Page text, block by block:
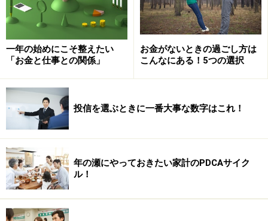
あなたが、世界中に自由に効率よく投資をしたいと考え
ているとしたら、世界の8～9％を占める程度の自国マー
ケットに、資産の70％以上をつぎ込んでいることは、お
かしくないでしょうか？
海外にフェアに投資する手段は公募投資信
託
もしかしたら、興味あるけれど、海外に投資する方法を
知らないという人もいるかもしれません。私は、公募投
資信託による海外投資をオススメします。
日本株に投資する株式投資信託には及びませんが、日経
一年の始めにこそ整えたい
「お金と仕事との関係」
お金がないときの過ごし方は
こんなにある！5つの選択
投信を選ぶときに一番大事な数字はこれ！
年の瀬にやっておきたい家計のPDCAサイク
ル！